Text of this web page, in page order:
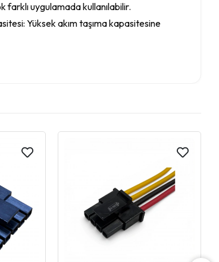
farklı uygulamada kullanılabilir.
Yüksek akım taşıma kapasitesine